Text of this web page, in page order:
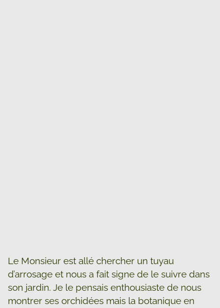
Le Monsieur est allé chercher un tuyau
d’arrosage et nous a fait signe de le suivre dans
son jardin. Je le pensais enthousiaste de nous
montrer ses orchidées mais la botanique en